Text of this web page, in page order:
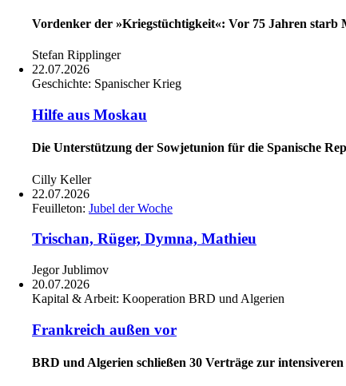
Vordenker der »Kriegstüchtigkeit«: Vor 75 Jahren starb
Stefan Ripplinger
22.07.2026
Geschichte: Spanischer Krieg
Hilfe aus Moskau
Die Unterstützung der Sowjetunion für die Spanische
Cilly Keller
22.07.2026
Feuilleton: Jubel der Woche
Trischan, Rüger, Dymna, Mathieu
Jegor Jublimov
20.07.2026
Kapital & Arbeit: Kooperation BRD und Algerien
Frankreich außen vor
BRD und Algerien schließen 30 Verträge zur